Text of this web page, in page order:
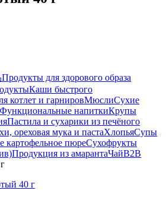
Продукты для здорового образа
Каши быстрого
котлет и гарнировМюслиСухие
Функциональные напиткиКрупы
Пастила и сухарики из печёного
ореховая мука и пастаХлопьяСупы
картофельное пюреСухофрукты
Продукция из амарантаЧайB2B